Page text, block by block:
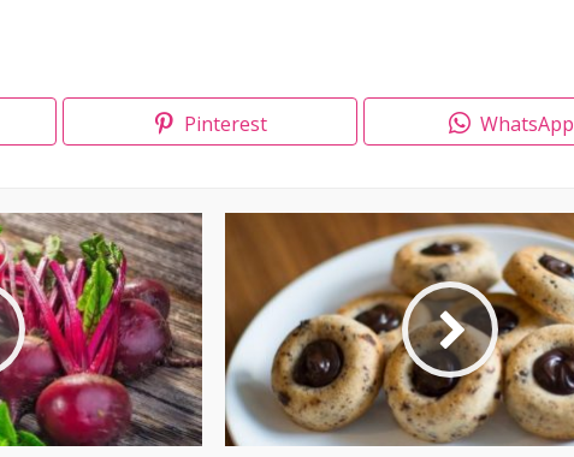
Pinterest WhatsApp